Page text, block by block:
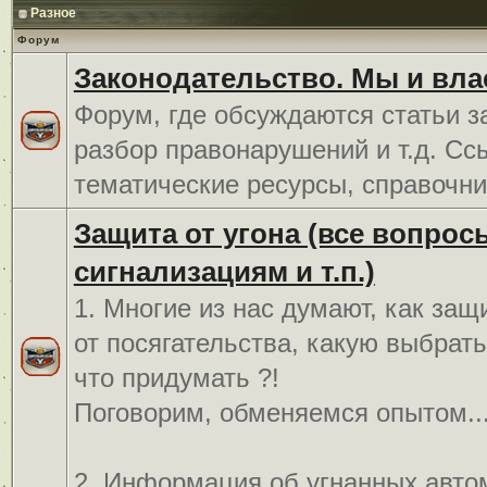
Разное
Форум
Законодательство. Мы и
Форум, где обсуждаются статьи
разбор правонарушений и т.д.
тематические ресурсы,
Защита от угона (все
сигнализациям и т.п.)
1. Многие из нас думают, как
от посягательства, какую
что придумать ?!
Поговорим, обменяемся